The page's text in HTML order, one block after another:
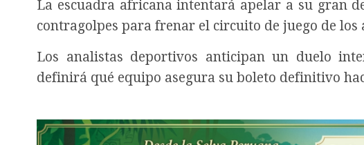
La escuadra africana intentará apelar a su gran
contragolpes para frenar el circuito de juego de los
Los analistas deportivos anticipan un duelo
definirá qué equipo asegura su boleto definitivo